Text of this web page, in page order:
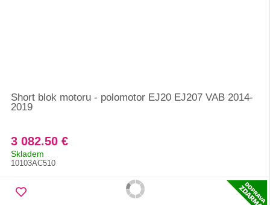
Short blok motoru - polomotor EJ20 EJ207 VAB 2014-
2019
3 082.50 €
Skladem
10103AC510